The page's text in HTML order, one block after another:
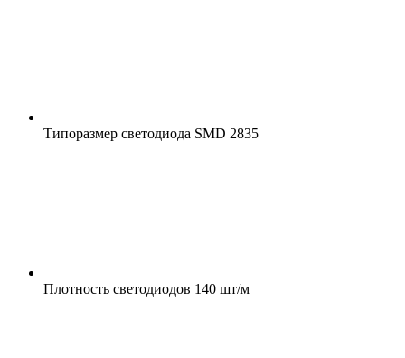
Типоразмер светодиода SMD 2835
Плотность светодиодов 140 шт/м